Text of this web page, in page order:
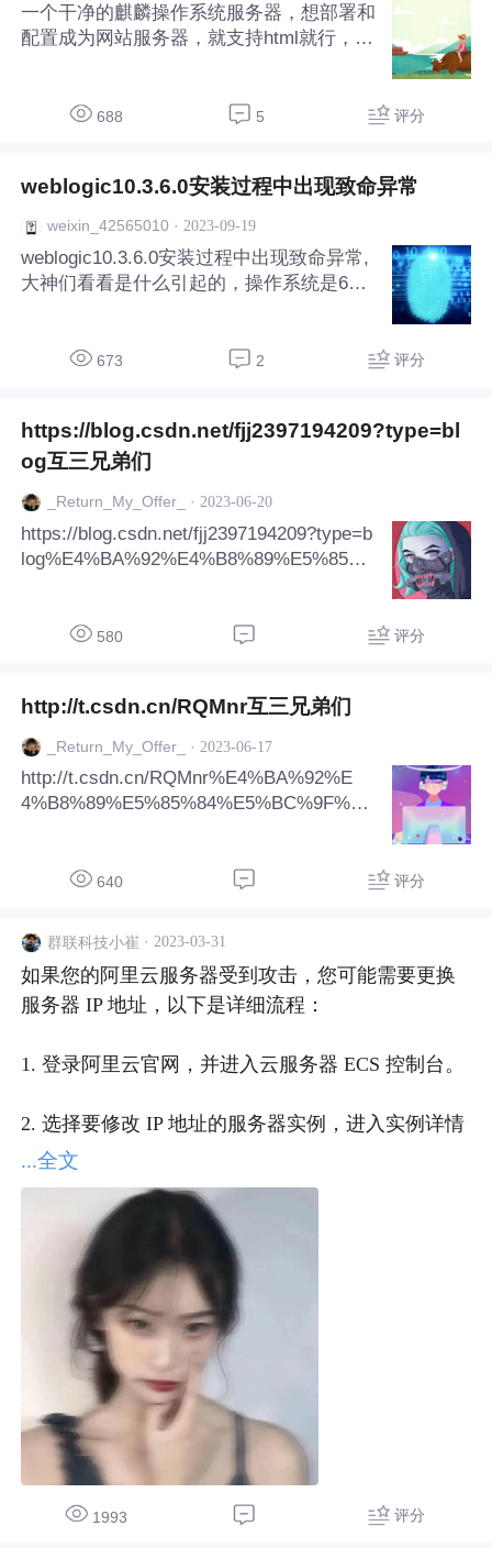
一个干净的麒麟操作系统服务器，想部署和
配置成为网站服务器，就支持html就行，都
688 5 评分
weblogic10.3.6.0安装过程中出现致命异常
weixin_42565010 · 2023-09-19
weblogic10.3.6.0安装过程中出现致命异常,
大神们看看是什么引起的，操作系统是64
673 2 评分
https://blog.csdn.net/fjj2397194209?type=bl
og互三兄弟们
_Return_My_Offer_ · 2023-06-20
https://blog.csdn.net/fjj2397194209?type=b
log%E4%BA%92%E4%B8%89%E5%85%8
580 评分
http://t.csdn.cn/RQMnr互三兄弟们
_Return_My_Offer_ · 2023-06-17
http://t.csdn.cn/RQMnr%E4%BA%92%E
4%B8%89%E5%85%84%E5%BC%9F%E
640 评分
群联科技小崔 · 2023-03-31
如果您的阿里云服务器受到攻击，您可能需要更换
服务器 IP 地址，以下是详细流程：
1. 登录阿里云官网，并进入云服务器 ECS 控制台。
2. 选择要修改 IP 地址的服务器实例，进入实例详情
页面。
3. 在实例详情页面左侧导航栏中，找到“网络和安
全”选项，选择“安全组”。
4. 在安全组页面中，点击“配置规则”按钮，在下拉
菜单中选择“入方向”。
5. 在入方向页面中，点击“添加安全组规则”按钮，
配置新的安全组规则。建议您将所有来源 IP 地址都
指向新 IP 地址。
6. 在新 IP 地址正式生效前，建议您暂时禁用旧的 IP
...全文
1993 评分